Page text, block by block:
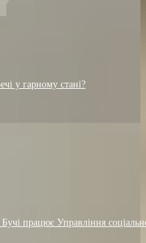
у гарному стані?
працює Управління